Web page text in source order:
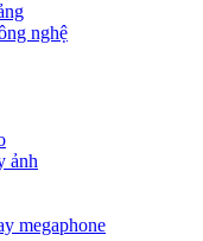
nghệ
ảnh
megaphone